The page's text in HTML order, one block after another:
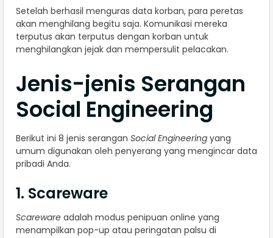
Setelah berhasil menguras data korban, para peretas
akan menghilang begitu saja. Komunikasi mereka
terputus akan terputus dengan korban untuk
menghilangkan jejak dan mempersulit pelacakan.
Jenis-jenis Serangan
Social Engineering
Berikut ini 8 jenis serangan Social Engineering yang
umum digunakan oleh penyerang yang mengincar data
pribadi Anda.
1. Scareware
Scareware adalah modus penipuan online yang
menampilkan pop-up atau peringatan palsu di